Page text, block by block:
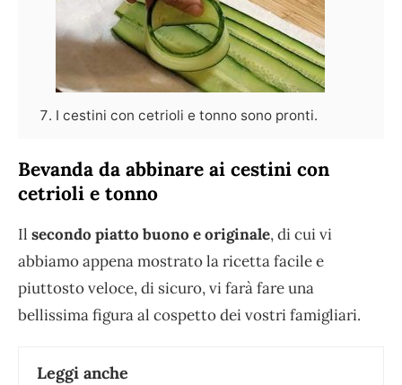
I cestini con cetrioli e tonno sono pronti.
Bevanda da abbinare ai cestini con
cetrioli e tonno
Il secondo piatto buono e originale, di cui vi
abbiamo appena mostrato la ricetta facile e
piuttosto veloce, di sicuro, vi farà fare una
bellissima figura al cospetto dei vostri famigliari.
Leggi anche